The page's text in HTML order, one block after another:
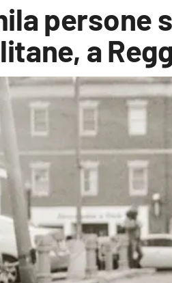
persone
a